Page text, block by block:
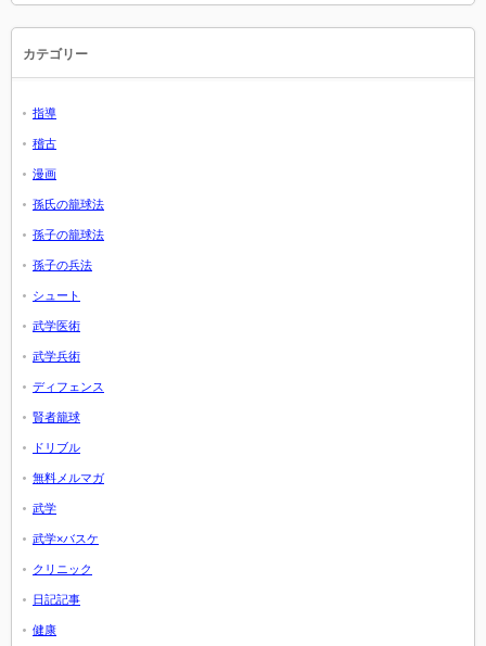
カテゴリー
指導
稽古
漫画
孫氏の籠球法
孫子の籠球法
孫子の兵法
シュート
武学医術
武学兵術
ディフェンス
賢者籠球
ドリブル
無料メルマガ
武学
武学×バスケ
クリニック
日記記事
健康